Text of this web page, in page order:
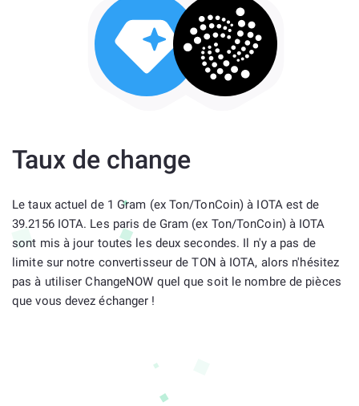
Taux de change
Le taux actuel de 1 Gram (ex Ton/TonCoin) à IOTA est de
39.2156 IOTA. Les paris de Gram (ex Ton/TonCoin) à IOTA
sont mis à jour toutes les deux secondes. Il n'y a pas de
limite sur notre convertisseur de TON à IOTA, alors n'hésitez
pas à utiliser ChangeNOW quel que soit le nombre de pièces
que vous devez échanger !